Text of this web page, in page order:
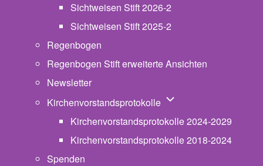
Sichtweisen Stift 2026-2
Sichtweisen Stift 2025-2
Regenbogen
Regenbogen Stift erweiterte Ansichten
Newsletter
Kirchenvorstandsprotokolle Unternavigation von
Kirchenvorstandsprotokolle 2024-2029
Kirchenvorstandsprotokolle 2018-2024
Spenden